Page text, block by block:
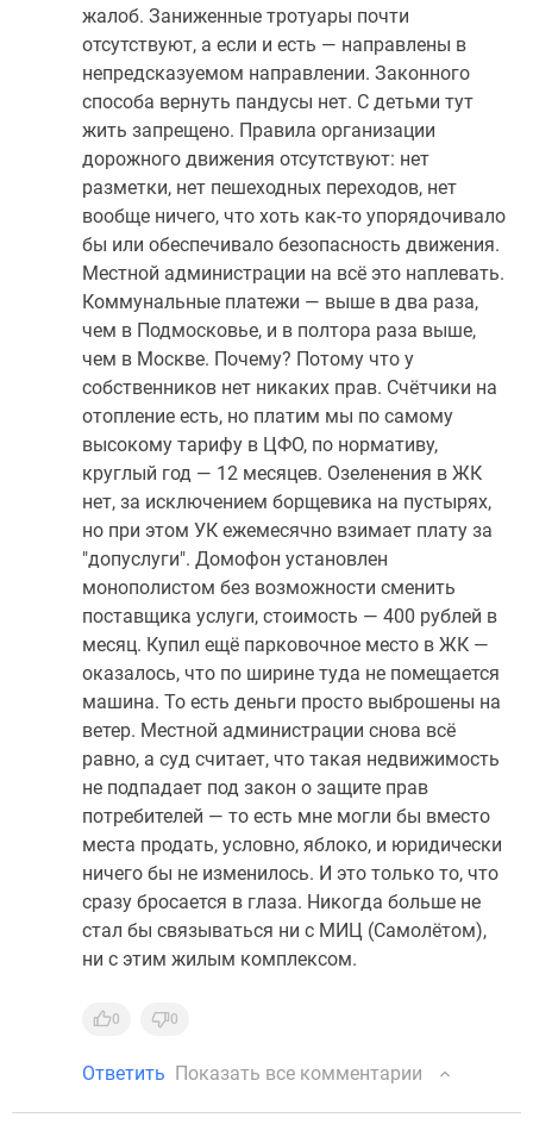
жалоб. Заниженные тротуары почти
отсутствуют, а если и есть — направлены в
непредсказуемом направлении. Законного
способа вернуть пандусы нет. С детьми тут
жить запрещено. Правила организации
дорожного движения отсутствуют: нет
разметки, нет пешеходных переходов, нет
вообще ничего, что хоть как-то упорядочивало
бы или обеспечивало безопасность движения.
Местной администрации на всё это наплевать.
Коммунальные платежи — выше в два раза,
чем в Подмосковье, и в полтора раза выше,
чем в Москве. Почему? Потому что у
собственников нет никаких прав. Счётчики на
отопление есть, но платим мы по самому
высокому тарифу в ЦФО, по нормативу,
круглый год — 12 месяцев. Озеленения в ЖК
нет, за исключением борщевика на пустырях,
но при этом УК ежемесячно взимает плату за
"допуслуги". Домофон установлен
монополистом без возможности сменить
поставщика услуги, стоимость — 400 рублей в
месяц. Купил ещё парковочное место в ЖК —
оказалось, что по ширине туда не помещается
машина. То есть деньги просто выброшены на
ветер. Местной администрации снова всё
равно, а суд считает, что такая недвижимость
не подпадает под закон о защите прав
потребителей — то есть мне могли бы вместо
места продать, условно, яблоко, и юридически
ничего бы не изменилось. И это только то, что
сразу бросается в глаза. Никогда больше не
стал бы связываться ни с МИЦ (Самолётом),
ни с этим жилым комплексом.
0 0
Ответить Показать все комментарии